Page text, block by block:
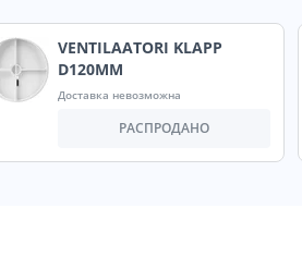
VENTILAATORI KLAPP
D120MM
Доставка невозможна
РАСПРОДАНО